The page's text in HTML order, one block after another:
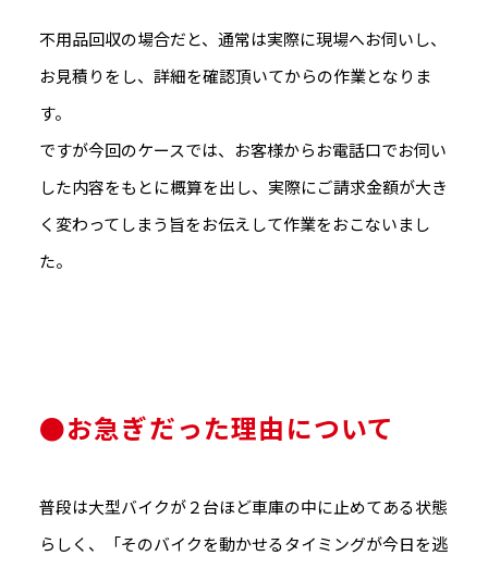
不用品回収の場合だと、通常は実際に現場へお伺いし、
お見積りをし、詳細を確認頂いてからの作業となりま
す。
ですが今回のケースでは、お客様からお電話口でお伺い
した内容をもとに概算を出し、実際にご請求金額が大き
く変わってしまう旨をお伝えして作業をおこないまし
た。
●お急ぎだった理由について
普段は大型バイクが２台ほど車庫の中に止めてある状態
らしく、「そのバイクを動かせるタイミングが今日を逃